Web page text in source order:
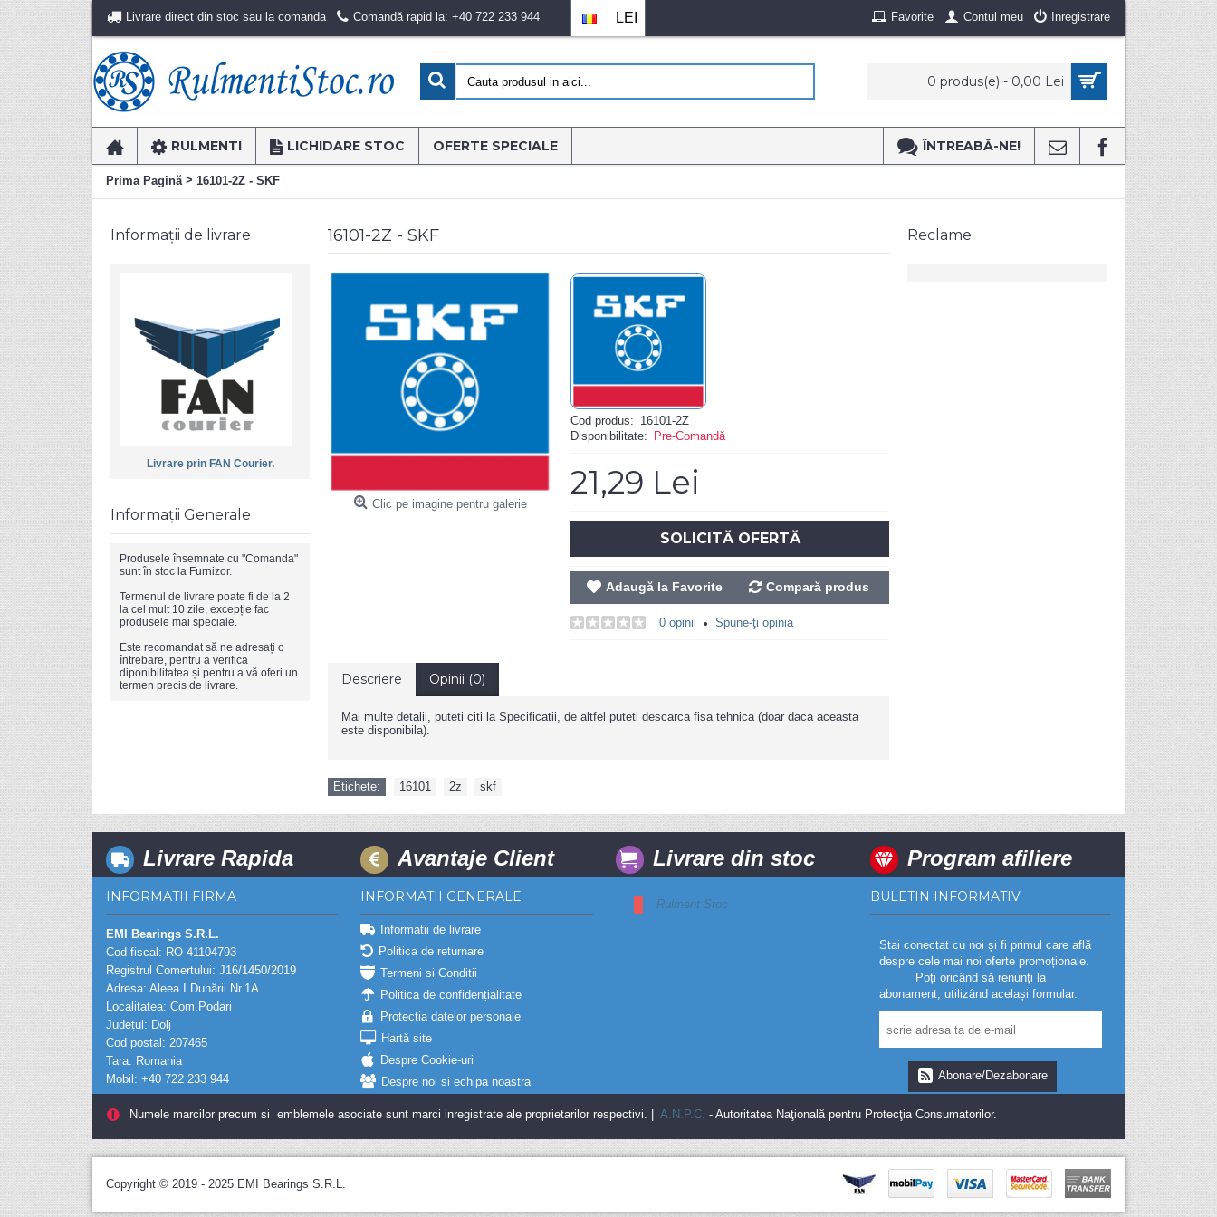
Livrare direct din stoc sau la comanda Comandă rapid la: +40 722 233 944 LEI Favorite Contul meu Inregistrare
0 produs(e) - 0,00 Lei
RULMENTI LICHIDARE STOC OFERTE SPECIALE ÎNTREABĂ-NE!
Prima Pagină > 16101-2Z - SKF
Informații de livrare
Livrare prin FAN Courier.
Informații Generale
Produsele însemnate cu "Comanda"
sunt în stoc la Furnizor.
Termenul de livrare poate fi de la 2
la cel mult 10 zile, excepție fac
produsele mai speciale.
Este recomandat să ne adresați o
întrebare, pentru a verifica
diponibilitatea și pentru a vă oferi un
termen precis de livrare.
Reclame
16101-2Z - SKF
Clic pe imagine pentru galerie
Cod produs: 16101-2Z
Disponibilitate:
Pre-Comandă
21,29 Lei
SOLICITĂ OFERTĂ
Adaugă la Favorite Compară produs
0 opinii • Spune-ţi opinia
Descriere Opinii (0)
Mai multe detalii, puteti citi la Specificatii, de altfel puteti descarca fisa tehnica (doar daca aceasta
este disponibila).
Etichete: 16101 2z skf
Livrare Rapida Avantaje Client Livrare din stoc Program afiliere
INFORMATII FIRMA
EMI Bearings S.R.L.
Cod fiscal: RO 41104793
Registrul Comertului: J16/1450/2019
Adresa: Aleea I Dunării Nr.1A
Localitatea: Com.Podari
Județul: Dolj
Cod postal: 207465
Tara: Romania
Mobil: +40 722 233 944
INFORMATII GENERALE
Informatii de livrare
Politica de returnare
Termeni si Conditii
Politica de confidențialitate
Protectia datelor personale
Hartă site
Despre Cookie-uri
Despre noi si echipa noastra
Rulment Stoc BULETIN INFORMATIV
Stai conectat cu noi și fi primul care află
despre cele mai noi oferte promoționale.
Poți oricând să renunți la
abonament, utilizând același formular.
Abonare/Dezabonare
Numele marcilor precum si emblemele asociate sunt marci inregistrate ale proprietarilor respectivi. | A.N.P.C. - Autoritatea Naţională pentru Protecţia Consumatorilor.
Copyright © 2019 - 2025 EMI Bearings S.R.L.